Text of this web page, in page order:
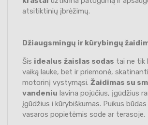
atsitiktinių įbrėžimų.
Džiaugsmingų ir kūrybingų
Šis idealus žaislas sodas tai ne tik
vaiką lauke, bet ir priemonė,
motorinį vystymąsi. Žaidimas su
vandeniu lavina pojūčius, įgūdžius
įgūdžius i kūrybiškumas. Puikus
vasaros popietėmis sode ar terasoje.